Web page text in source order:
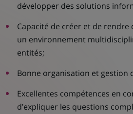
développer des solutions
Capacité de créer et de
un environnement
entités;
Bonne organisation et
Excellentes compétences en
d’expliquer les questions